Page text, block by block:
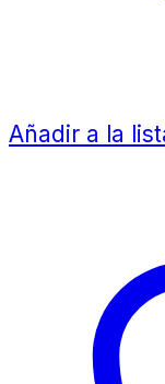
Añadir a la